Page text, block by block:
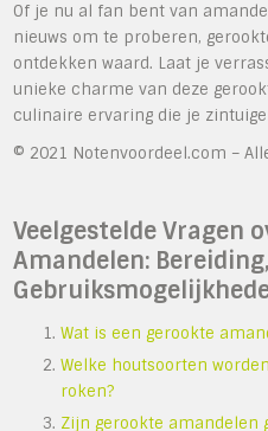
Of je nu al fan bent van
nieuws om te proberen,
ontdekken waard. Laat je
unieke charme van deze
culinaire ervaring die je
© 2021 Notenvoordeel.com –
Veelgestelde Vragen
Amandelen:
Wat is een gerookte
Welke houtsoorten
roken?
Zijn gerookte amandelen